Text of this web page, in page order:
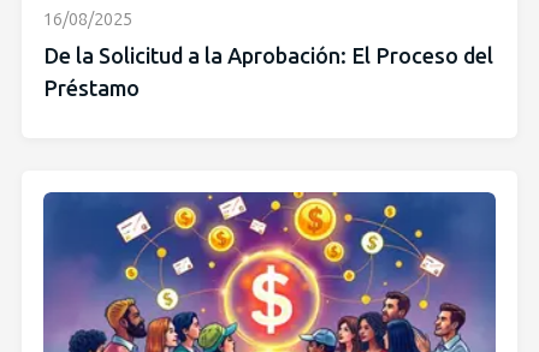
16/08/2025
De la Solicitud a la Aprobación: El Proceso del
Préstamo